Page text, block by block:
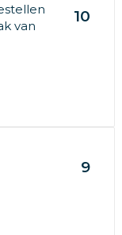
van
10
9